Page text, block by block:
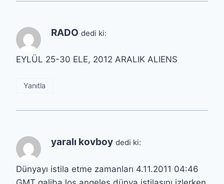
RADO dedi ki:
EYLÜL 25-30 ELE, 2012 ARALIK ALIENS
Yanıtla
yaralı kovboy dedi ki:
Dünyayı istila etme zamanları 4.11.2011 04:46